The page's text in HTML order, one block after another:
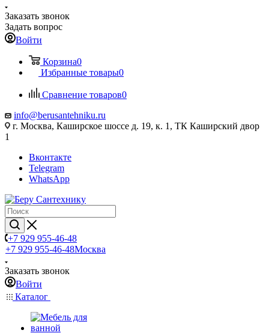
Заказать звонок
Задать вопрос
Войти
Корзина0
Избранные товары0
Сравнение товаров0
info@berusantehniku.ru
г. Москва, Каширское шоссе д. 19, к. 1, ТК Каширский двор
1
Вконтакте
Telegram
WhatsApp
+7 929 955-46-48
+7 929 955-46-48Москва
Заказать звонок
Войти
Каталог